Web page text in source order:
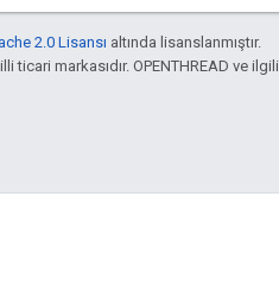
2.0 Lisansı altında lisanslanmıştır.
ticari markasıdır. OPENTHREAD ve ilgili